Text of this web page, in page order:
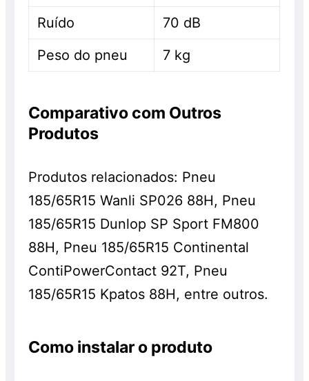
Ruído
70 dB
Peso do pneu
7 kg
Comparativo com Outros
Produtos
Produtos relacionados: Pneu
185/65R15 Wanli SP026 88H, Pneu
185/65R15 Dunlop SP Sport FM800
88H, Pneu 185/65R15 Continental
ContiPowerContact 92T, Pneu
185/65R15 Kpatos 88H, entre outros.
Como instalar o produto